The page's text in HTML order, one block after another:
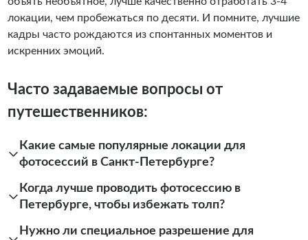
локации, чем пробежаться по десяти. И помните, лучшие
кадры часто рождаются из спонтанных моментов и
искренних эмоций.
Часто задаваемые вопросы от
путешественников:
Какие самые популярные локации для
фотосессий в Санкт-Петербурге?
Когда лучше проводить фотосессию в
Петербурге, чтобы избежать толп?
Нужно ли специальное разрешение для